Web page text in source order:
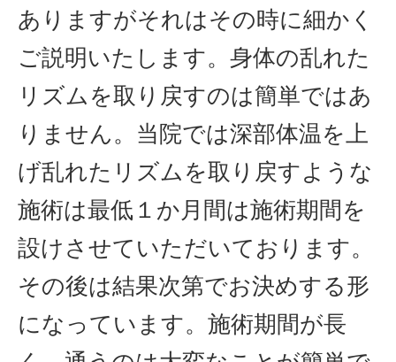
ありますがそれはその時に細かく
ご説明いたします。身体の乱れた
リズムを取り戻すのは簡単ではあ
りません。当院では深部体温を上
げ乱れたリズムを取り戻すような
施術は最低１か月間は施術期間を
設けさせていただいております。
その後は結果次第でお決めする形
になっています。施術期間が長